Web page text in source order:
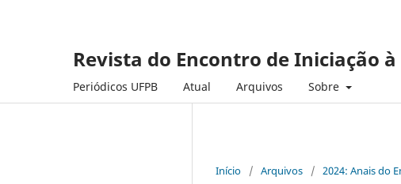
Revista do Encontro de Iniciação à
Periódicos UFPB Atual Arquivos Sobre
Início / Arquivos / 2024: Anais do